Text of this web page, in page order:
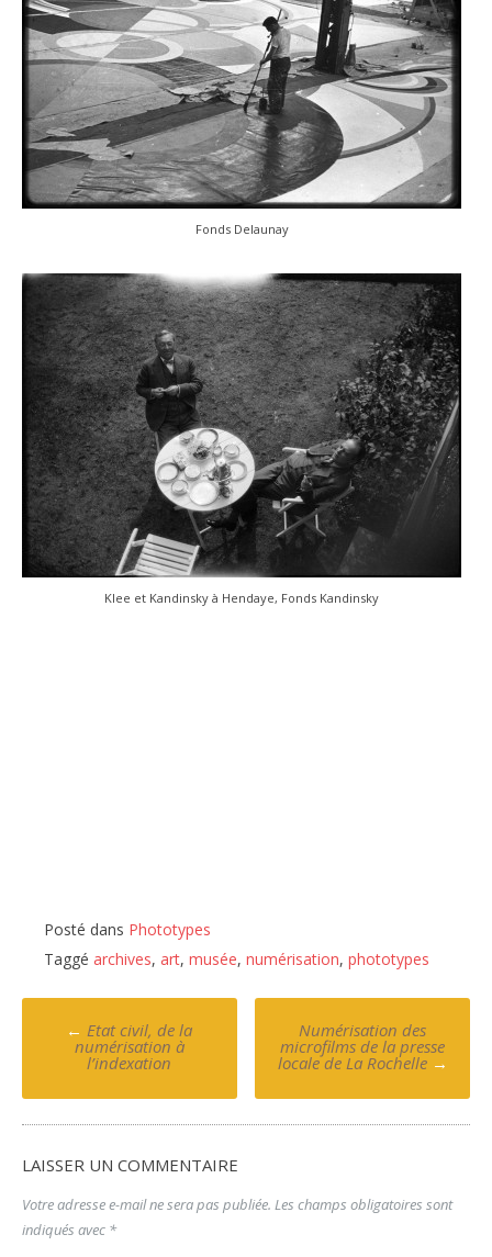
Fonds Delaunay
Klee et Kandinsky à Hendaye, Fonds Kandinsky
Posté dans Phototypes
Taggé archives, art, musée, numérisation, phototypes
Poste
navigation
← Etat civil, de la
numérisation à
l’indexation
Numérisation des
microfilms de la presse
locale de La Rochelle →
LAISSER UN COMMENTAIRE
Votre adresse e-mail ne sera pas publiée. Les champs obligatoires sont
indiqués avec *